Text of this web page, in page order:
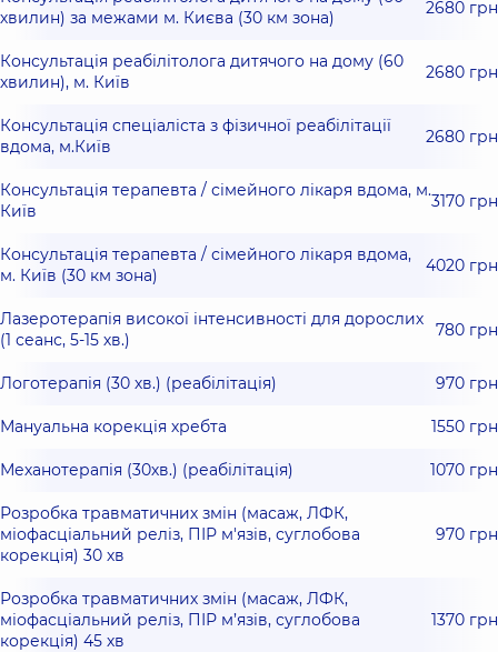
хвилин) за межами м. Києва (30 км зона)
2680 грн
Консультація реабілітолога дитячого на дому (60
хвилин), м. Київ
2680 грн
Консультація спеціаліста з фізичної реабілітації
вдома, м.Київ
2680 грн
Консультація терапевта / сімейного лікаря вдома, м.
Київ
3170 грн
Консультація терапевта / сімейного лікаря вдома,
м. Київ (30 км зона)
4020 грн
Лазеротерапія високої інтенсивності для дорослих
(1 сеанс, 5-15 хв.)
780 грн
Логотерапія (30 хв.) (реабілітація) 970 грн
Мануальна корекція хребта 1550 грн
Механотерапія (30хв.) (реабілітація) 1070 грн
Розробка травматичних змін (масаж, ЛФК,
міофасціальний реліз, ПІР м'язів, суглобова
корекція) 30 хв
970 грн
Розробка травматичних змін (масаж, ЛФК,
міофасціальний реліз, ПІР м’язів, суглобова
корекція) 45 хв
1370 грн